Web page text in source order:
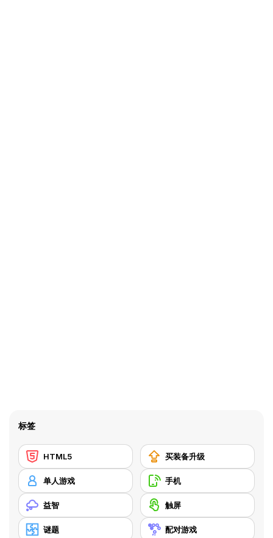
标签
HTML5 买装备升级
单人游戏 手机
益智 触屏
谜题 配对游戏